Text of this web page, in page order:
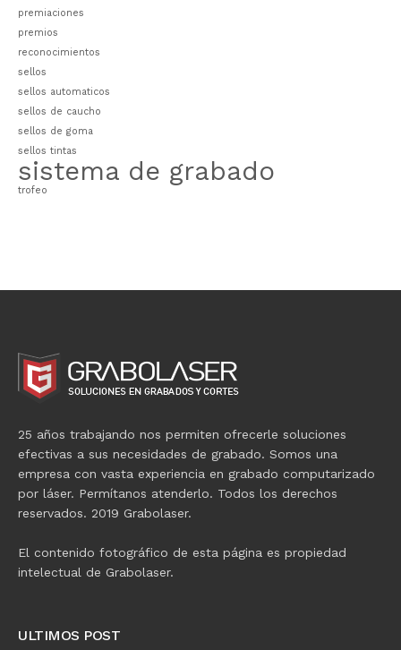
premiaciones
premios
reconocimientos
sellos
sellos automaticos
sellos de caucho
sellos de goma
sellos tintas
sistema de grabado
trofeo
25 años trabajando nos permiten ofrecerle soluciones
efectivas a sus necesidades de grabado. Somos una
empresa con vasta experiencia en grabado computarizado
por láser. Permítanos atenderlo. Todos los derechos
reservados. 2019 Grabolaser.
El contenido fotográfico de esta página es propiedad
intelectual de Grabolaser.
ULTIMOS POST